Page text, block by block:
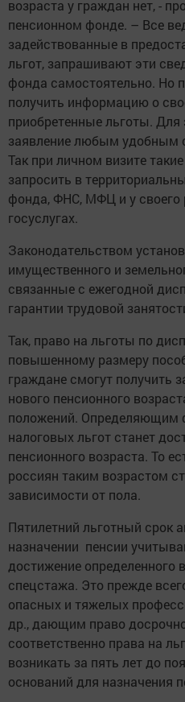
возраста у граждан нет, -
пенсионном фонде. – Все
задействованные в
льгот, запрашивают эти
фонда самостоятельно. Но
получить информацию о
приобретенные льготы.
заявление любым удобным
Так при личном визите
запросить в
фонда, ФНС, МФЦ и у своего
госуслугах.
Законодательством
имущественного и
связанные с ежегодной
гарантии трудовой
Так, право на льготы по
повышенному размеру
граждане смогут получить
нового пенсионного
положений. Определяющим
налоговых льгот станет
пенсионного возраста. То
россиян таким возрастом
зависимости от пола.
Пятилетний льготный срок
назначении пенсии
достижение определенного
спецстажа. Это прежде
опасных и тяжелых
др., дающим право
соответственно права на
возникать за пять лет до
оснований для назначения